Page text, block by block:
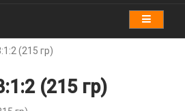
(215 гр)
(215 гр)